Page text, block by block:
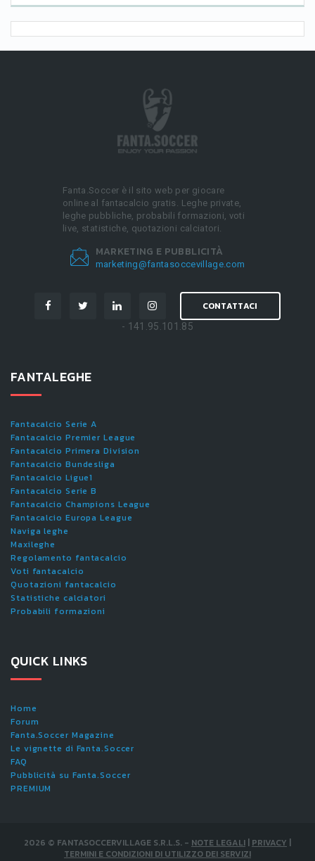
Fanta.Soccer è il sito web per giocare
online al fantacalcio gratis. Leghe private,
leghe pubbliche, probabili formazioni, voti
live, statistiche, quotazioni calciatori.
MARKETING E PUBBLICITÀ
marketing@fantasoccevillage.com
CONTATTACI
- 141.95.101.85
FANTALEGHE
Fantacalcio Serie A
Fantacalcio Premier League
Fantacalcio Primera Division
Fantacalcio Bundesliga
Fantacalcio Ligue1
Fantacalcio Serie B
Fantacalcio Champions League
Fantacalcio Europa League
Naviga leghe
Maxileghe
Regolamento fantacalcio
Voti fantacalcio
Quotazioni fantacalcio
Statistiche calciatori
Probabili formazioni
QUICK LINKS
Home
Forum
Fanta.Soccer Magazine
Le vignette di Fanta.Soccer
FAQ
Pubblicità su Fanta.Soccer
PREMIUM
2026 © FANTASOCCERVILLAGE S.R.L.S. - NOTE LEGALI | PRIVACY |
TERMINI E CONDIZIONI DI UTILIZZO DEI SERVIZI